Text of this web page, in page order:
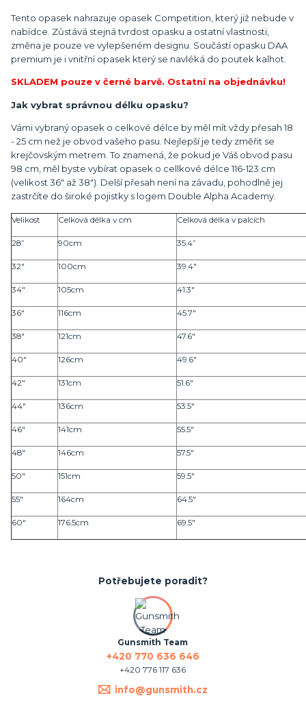
Tento opasek nahrazuje opasek Competition, který již nebude v
nabídce. Zůstává stejná tvrdost opasku a ostatní vlastnosti,
změna je pouze ve vylepšeném designu. Součástí opasku DAA
premium je i vnitřní opasek který se navléká do poutek kalhot.
SKLADEM pouze v černé barvě. Ostatní na objednávku!
Jak vybrat správnou délku opasku?
Vámi vybraný opasek o celkové délce by měl mít vždy přesah 18
- 25 cm než je obvod vašeho pasu. Nejlepší je tedy změřit se
krejčovským metrem. To znamená, že pokud je Váš obvod pasu
98 cm, měl byste vybírat opasek o cellkové délce 116-123 cm
(velikost 36" až 38"). Delší přesah není na závadu, pohodlně jej
zastrčíte do široké pojistky s logem Double Alpha Academy.
Velikost Celková délka v cm Celková délka v palcích
28” 90cm 35.4”
32" 100cm 39.4"
34" 105cm 41.3"
36" 116cm 45.7"
38" 121cm 47.6"
40" 126cm 49.6"
42" 131cm 51.6"
44" 136cm 53.5"
46" 141cm 55.5"
48" 146cm 57.5"
50" 151cm 59.5"
55" 164cm 64.5"
60" 176.5cm 69.5"
Potřebujete poradit?
Gunsmith Team
+420 770 636 646
+420 776 117 636
info@gunsmith.cz